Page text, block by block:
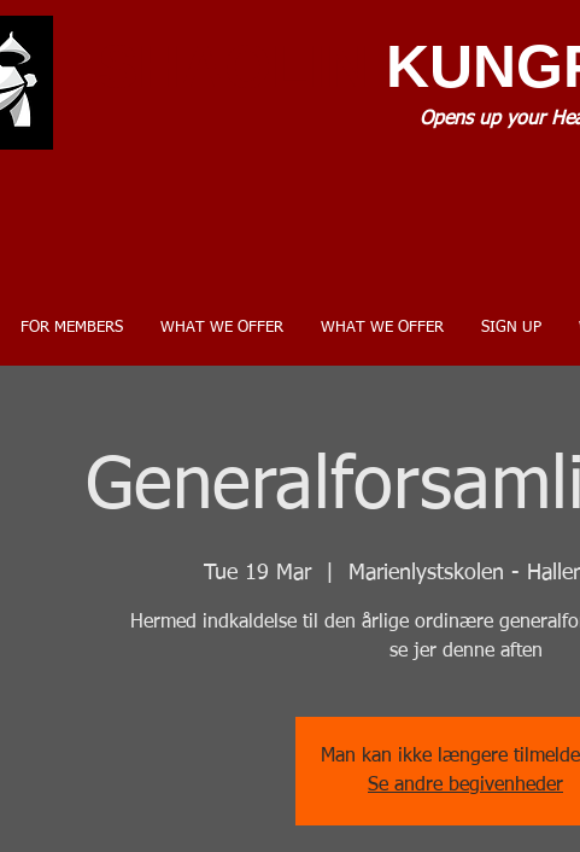
Opens up your
FOR MEMBERS WHAT WE OFFER WHAT WE OFFER SIGN UP
Tue 19 Mar
  |
Marienlystskolen -
Hermed indkaldelse til den årlige ordinære
se jer denne aften
Man kan ikke længere
Se andre begivenheder